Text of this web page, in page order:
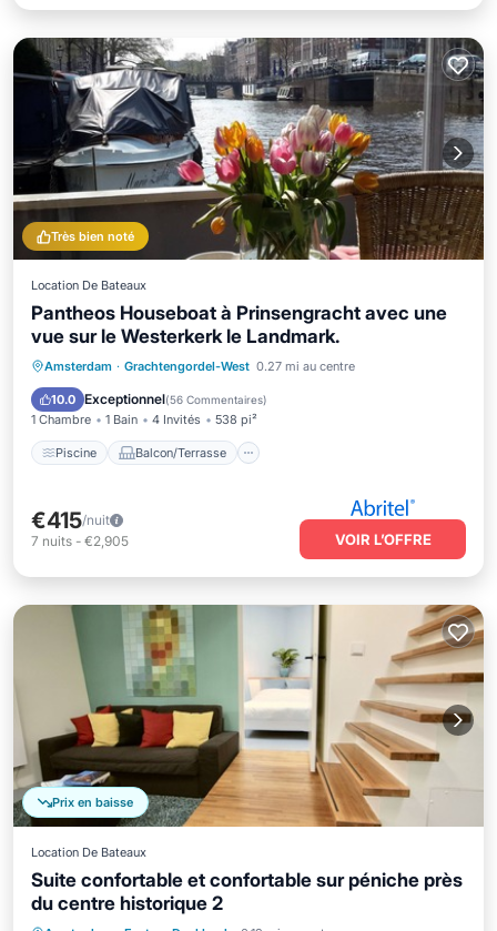
Très bien noté
Location De Bateaux
Pantheos Houseboat à Prinsengracht avec une
vue sur le Westerkerk le Landmark.
Amsterdam · Grachtengordel-West 0.27 mi au centre
10.0 Exceptionnel(56 Commentaires)
1 Chambre 1 Bain 4 Invités 538 pi²
Piscine Balcon/Terrasse
Piscine Balcon/Terrasse
Cuisine
Climatisation
€415/nuit
7 nuits - €2,905 VOIR L’OFFRE
Prix en baisse
Location De Bateaux
Suite confortable et confortable sur péniche près
du centre historique 2